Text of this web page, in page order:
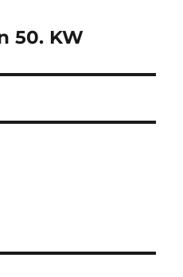
50. KW